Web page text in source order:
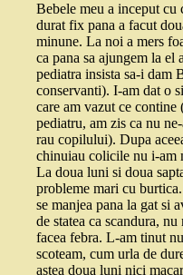
Bebele meu a inceput cu
durat fix pana a facut
minune. La noi a mers
ca pana sa ajungem la el
pediatra insista sa-i dam
conservanti). I-am dat o
care am vazut ce contine
pediatru, am zis ca nu
rau copilului). Dupa
chinuiau colicile nu i-am
La doua luni si doua
probleme mari cu
se manjea pana la gat si
de statea ca scandura,
facea febra. L-am tinut
scoteam, cum urla de
astea doua luni nici